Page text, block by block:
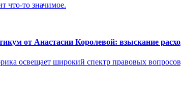
что-то значимое.
от Анастасии Королевой: взыскание
освещает широкий спектр правовых